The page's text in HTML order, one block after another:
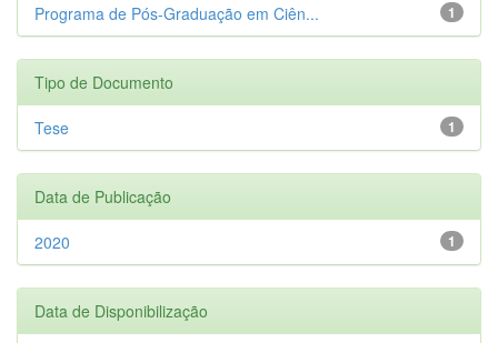
1
Programa de Pós-Graduação em Ciên...
Tipo de Documento
1
Tese
Data de Publicação
1
2020
Data de Disponibilização